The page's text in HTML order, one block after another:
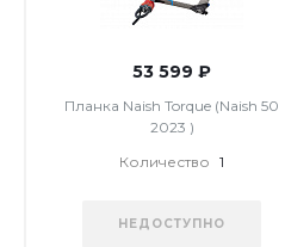
53 599 ₽
Планка Naish Torque (Naish 50
2023 )
Количество 1
НЕДОСТУПНО